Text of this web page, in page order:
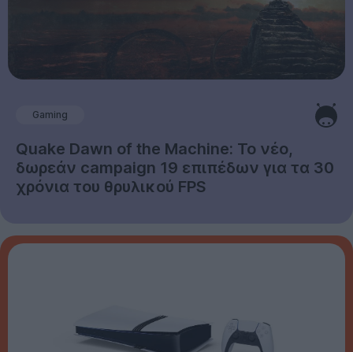
Gaming
Quake Dawn of the Machine: Το νέο,
δωρεάν campaign 19 επιπέδων για τα 30
χρόνια του θρυλικού FPS